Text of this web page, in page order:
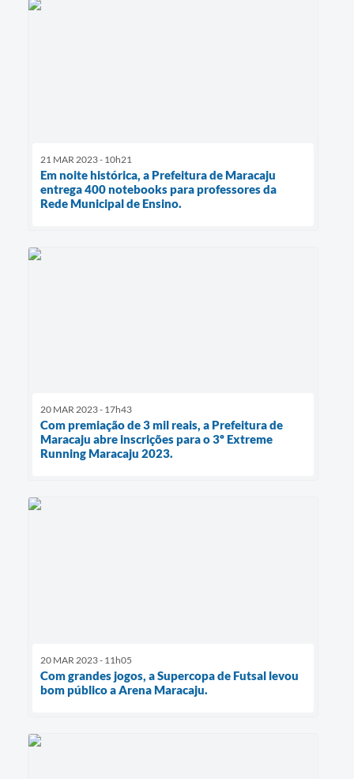
21 MAR 2023 - 10h21
Em noite histórica, a Prefeitura de Maracaju
entrega 400 notebooks para professores da
Rede Municipal de Ensino.
20 MAR 2023 - 17h43
Com premiação de 3 mil reais, a Prefeitura de
Maracaju abre inscrições para o 3º Extreme
Running Maracaju 2023.
20 MAR 2023 - 11h05
Com grandes jogos, a Supercopa de Futsal levou
bom público a Arena Maracaju.